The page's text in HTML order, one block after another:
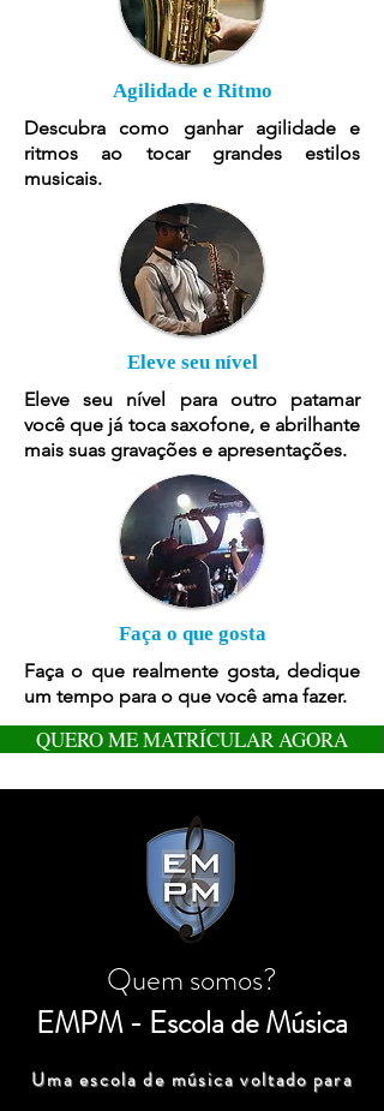
Agilidade e Ritmo
Descubra como ganhar agilidade e
ritmos ao tocar grandes estilos
musicais.
Eleve seu nível
Eleve seu nível para outro patamar
você que já toca saxofone, e abrilhante
mais suas gravações e apresentações.
Faça o que gosta
Faça o que realmente gosta, dedique
um tempo para o que você ama fazer.
QUERO ME MATRÍCULAR AGORA
Quem somos?
EMPM - Escola de Música
Uma escola de música voltado para